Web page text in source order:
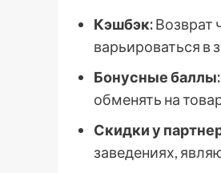
Кэшбэк:Возврат
варьироваться в
Бонусные баллы:
обменять на
Скидки у
заведениях,